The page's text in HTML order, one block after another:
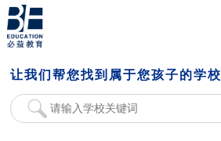
让我们帮您找到属于您孩子的学校